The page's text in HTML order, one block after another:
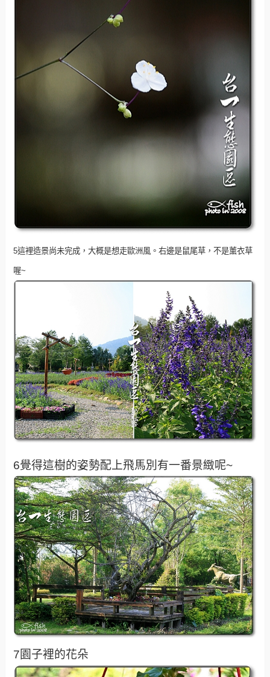
5這裡造景尚未完成，大概是想走歐洲風。右邊是鼠尾草，不是薰衣草
喔~
6覺得這樹的姿勢配上飛馬別有一番景緻呢~
7園子裡的花朵